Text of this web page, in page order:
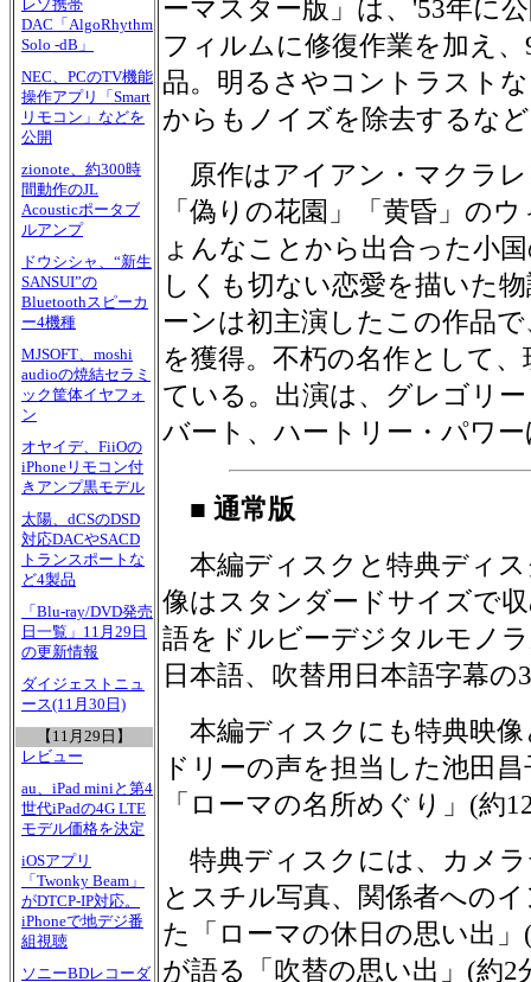
レゾ携帯
DAC「AlgoRhythm
Solo -dB」
NEC、PCのTV機能
操作アプリ「Smart
リモコン」などを
公開
zionote、約300時
間動作のJL
Acousticポータブ
ルアンプ
ドウシシャ、“新生
SANSUI”の
Bluetoothスピーカ
ー4機種
MJSOFT、moshi
audioの焼結セラミ
ック筐体イヤフォ
ン
オヤイデ、FiiOの
iPhoneリモコン付
きアンプ黒モデル
太陽、dCSのDSD
対応DACやSACD
トランスポートな
ど4製品
「Blu-ray/DVD発売
日一覧」11月29日
の更新情報
ダイジェストニュ
ース(11月30日)
【11月29日】
レビュー
au、iPad miniと第4
世代iPadの4G LTE
モデル価格を決定
iOSアプリ
「Twonky Beam」
がDTCP-IP対応。
iPhoneで地デジ番
組視聴
ソニーBDレコーダ
ーマスター版」は、'53年に
フィルムに修復作業を加え
品。明るさやコントラスト
からもノイズを除去するな
原作はアイアン・マクラ
「偽りの花園」「黄昏」の
ょんなことから出合った小
しくも切ない恋愛を描いた
ーンは初主演したこの作品
を獲得。不朽の名作として
ている。出演は、グレゴリ
バート、ハートリー・パワ
■ 通常版
本編ディスクと特典ディス
像はスタンダードサイズで
語をドルビーデジタルモノ
日本語、吹替用日本語字幕
本編ディスクにも特典映像
ドリーの声を担当した池田
「ローマの名所めぐり」(約
特典ディスクには、カメ
とスチル写真、関係者への
た「ローマの休日の思い出
が語る「吹替の思い出」(約